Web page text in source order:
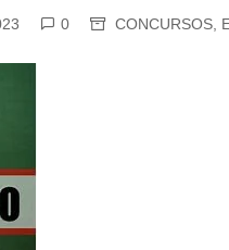
MIRIM
0 CONCURSOS